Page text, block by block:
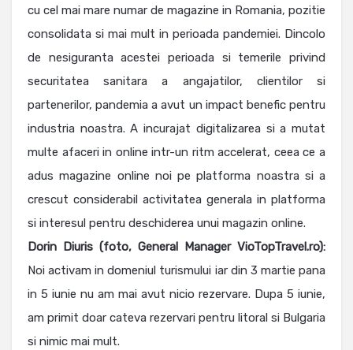
cu cel mai mare numar de magazine in Romania, pozitie
consolidata si mai mult in perioada pandemiei. Dincolo
de nesiguranta acestei perioada si temerile privind
securitatea sanitara a angajatilor, clientilor si
partenerilor, pandemia a avut un impact benefic pentru
industria noastra. A incurajat digitalizarea si a mutat
multe afaceri in online intr-un ritm accelerat, ceea ce a
adus magazine online noi pe platforma noastra si a
crescut considerabil activitatea generala in platforma
si interesul pentru deschiderea unui magazin online.
Dorin Diuris (foto, General Manager VioTopTravel.ro):
Noi activam in domeniul turismului iar din 3 martie pana
in 5 iunie nu am mai avut nicio rezervare. Dupa 5 iunie,
am primit doar cateva rezervari pentru litoral si Bulgaria
si nimic mai mult.